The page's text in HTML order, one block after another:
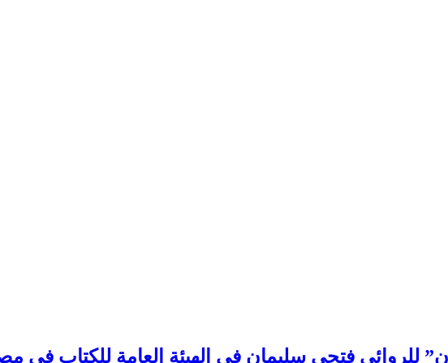
للروائي فتحي سليمان في الهيئة العامة للكتاب في